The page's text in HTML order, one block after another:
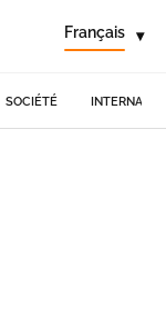
Français ▾
SOCIÉTÉ